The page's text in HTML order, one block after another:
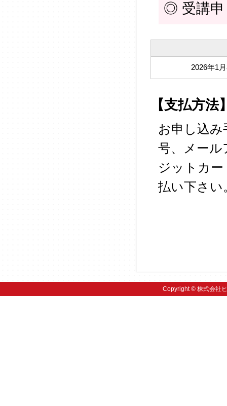
◎ 受講申
2026年1
【支払方法
お申し込
号、メール
ジットカ
払い下さい
Copyright © 株式会社